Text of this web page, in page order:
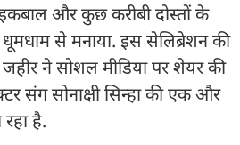
और कुछ करीबी दोस्तों के
से मनाया. इस सेलिब्रेशन की
ने सोशल मीडिया पर शेयर की
संग सोनाक्षी सिन्हा की एक और
है.